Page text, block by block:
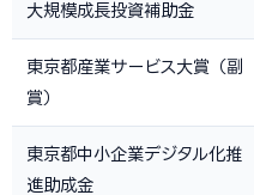
大規模成長投資補助金
東京都産業サービス大賞（副
賞）
東京都中小企業デジタル化推
進助成金